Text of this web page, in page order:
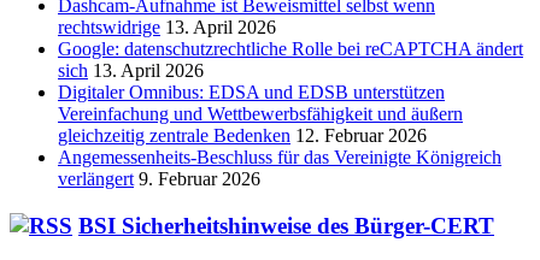
Dashcam-Aufnahme ist Beweismittel selbst wenn
rechtswidrige 13. April 2026
Google: datenschutzrechtliche Rolle bei reCAPTCHA ändert
sich 13. April 2026
Digitaler Omnibus: EDSA und EDSB unterstützen
Vereinfachung und Wettbewerbsfähigkeit und äußern
gleichzeitig zentrale Bedenken 12. Februar 2026
Angemessenheits-Beschluss für das Vereinigte Königreich
verlängert 9. Februar 2026
BSI Sicherheitshinweise des Bürger-CERT